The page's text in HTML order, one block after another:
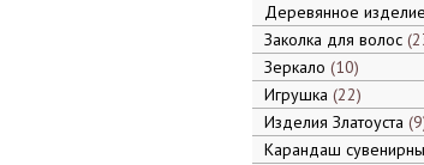
Деревянное изделие
Заколка для волос
Зеркало 10
Игрушка 22
Изделия Златоуста 9
Карандаш